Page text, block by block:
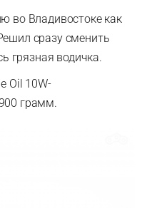
во Владивостоке как
сразу сменить
грязная водичка.
Oil 10W-
грамм.